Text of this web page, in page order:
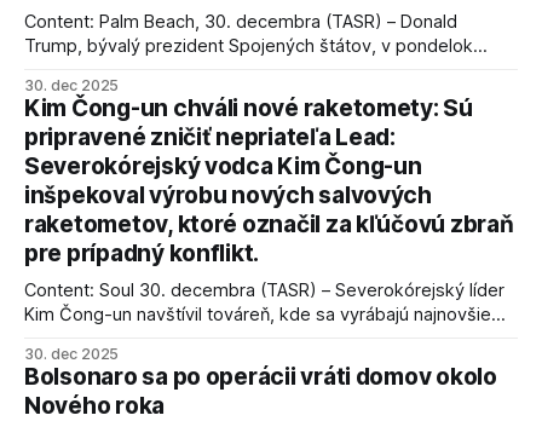
Content: Palm Beach, 30. decembra (TASR) – Donald
Trump, bývalý prezident Spojených štátov, v pondelok
kľúčové pre úspešné dosiahnutie prímeria v Gaze. Agentúra
AFP informuje, že Trump vyjadril presvedčenie, že Izrael plní
podmienky dohody o prí
30. dec 2025
Kim Čong-un chváli nové raketomety: Sú
pripravené zničiť nepriateľa Lead:
Severokórejský vodca Kim Čong-un
inšpekoval výrobu nových salvových
raketometov, ktoré označil za kľúčovú zbraň
pre prípadný konflikt.
Content: Soul 30. decembra (TASR) – Severokórejský líder
Kim Čong-un navštívil továreň, kde sa vyrábajú najnovšie
schopnosti. Informovali o tom štátne médiá KĽDR, na ktoré
sa odvoláva agentúra AFP.
30. dec 2025
Bolsonaro sa po operácii vráti domov okolo
Nového roka